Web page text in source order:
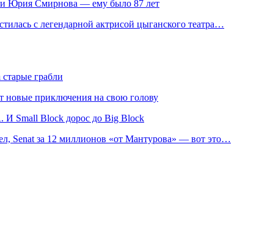
Юрия Смирнова — ему было 87 лет
с легендарной актрисой цыганского театра…
грабли
новые приключения на свою голову
Small Block дорос до Big Block
Senat за 12 миллионов «от Мантурова» — вот это…